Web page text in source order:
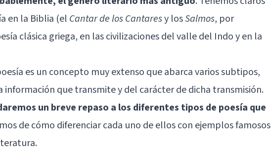
en la Biblia (el Cantar de los Cantaresy losSalmos, por
clásica griega, en las civilizaciones del valle del Indo y en la
es un concepto muy extenso que abarca varios subtipos,
información que transmite y del carácter de dicha transmisión.
un breve repaso a los diferentes tipos de poesía que
de cómo diferenciar cada uno de ellos con ejemplos famosos